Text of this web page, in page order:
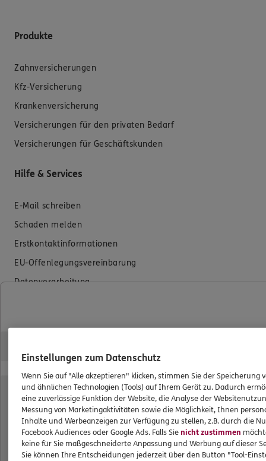
Produkte
Zahnversicherungen
Kfz-Versicherung
Krankenversicherung
Versicherungen für den privaten Bedarf
Versicherungen für Geschäftskunden
Hilfe & Services
E-Mail schreiben
Schaden melden
Erstkontaktinformationen
EU-Offenlegungsvereinbarung
Datenverarbeitung
Standorte
Kooperationspartner
Jobangebote
ERGO Versicherung Alexander Brotzmann
Einstellungen zum Datenschutz
Wenn Sie auf "Alle akzeptieren" klicken, stimmen Sie der Speicherung
und ähnlichen Technologien (Tools) auf Ihrem Gerät zu. Dadurch
eine zuverlässige Funktion der Website, die Analyse der
Messung von Marketingaktivitäten sowie die Möglichkeit, Ihnen
Inhalte und Werbeanzeigen zur Verfügung zu stellen, z.B. durch die
Facebook Audiences oder Google Ads. Falls Sienicht zustimmen
keine für Sie maßgeschneiderte Anpassung und Werbung auf dieser
Sie können Ihre Entscheidungen jederzeit über den Button "Tool-